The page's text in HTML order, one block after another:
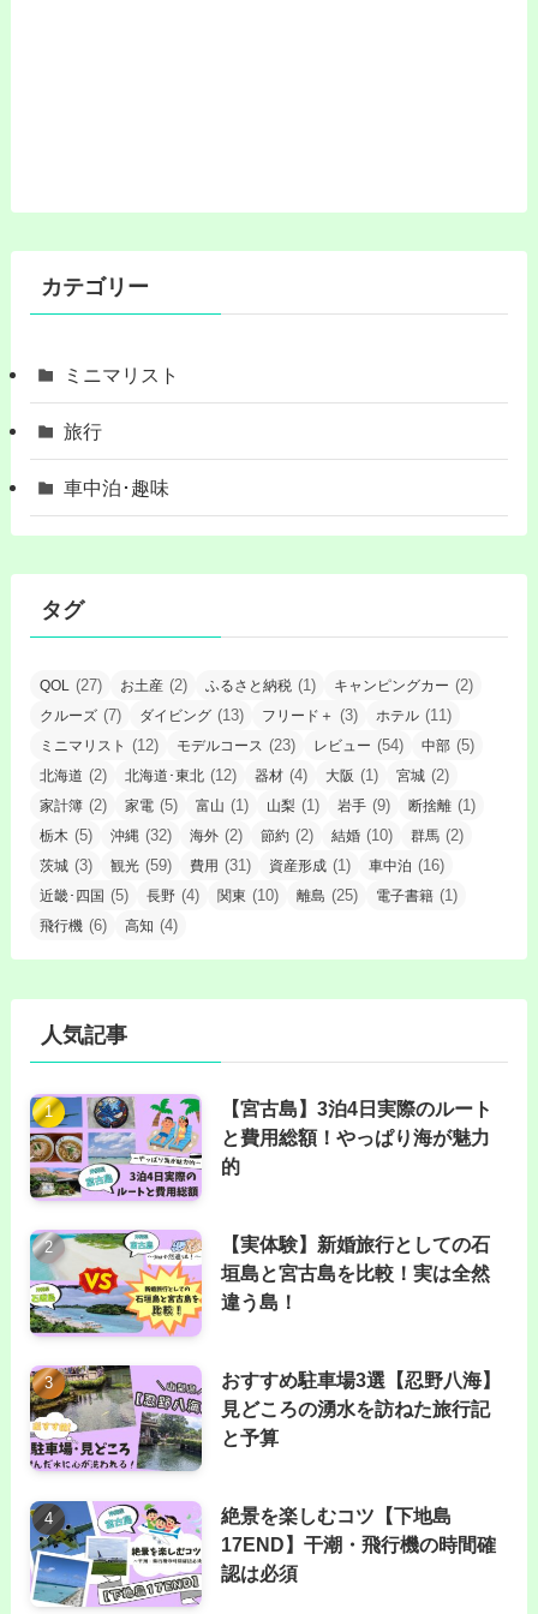
カテゴリー
ミニマリスト
旅行
車中泊･趣味
タグ
QOL (27) お土産 (2) ふるさと納税 (1) キャンピングカー (2)
クルーズ (7) ダイビング (13) フリード＋ (3) ホテル (11)
ミニマリスト (12) モデルコース (23) レビュー (54) 中部 (5)
北海道 (2) 北海道･東北 (12) 器材 (4) 大阪 (1) 宮城 (2)
家計簿 (2) 家電 (5) 富山 (1) 山梨 (1) 岩手 (9) 断捨離 (1)
栃木 (5) 沖縄 (32) 海外 (2) 節約 (2) 結婚 (10) 群馬 (2)
茨城 (3) 観光 (59) 費用 (31) 資産形成 (1) 車中泊 (16)
近畿･四国 (5) 長野 (4) 関東 (10) 離島 (25) 電子書籍 (1)
飛行機 (6) 高知 (4)
人気記事
【宮古島】3泊4日実際のルート
と費用総額！やっぱり海が魅力
的
【実体験】新婚旅行としての石
垣島と宮古島を比較！実は全然
違う島！
おすすめ駐車場3選【忍野八海】
見どころの湧水を訪ねた旅行記
と予算
絶景を楽しむコツ【下地島
17END】干潮・飛行機の時間確
認は必須